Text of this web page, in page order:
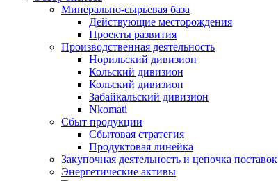
Минерально-сырьевая база
Действующие месторождения
Проекты развития
Производственная деятельность
Норильский дивизион
Кольский дивизион
Кольский дивизион
Забайкальский дивизион
Nkomati
Сбыт продукции
Сбытовая стратегия
Продуктовая линейка
Закупочная деятельность и цепочка поставок
Энергетические активы